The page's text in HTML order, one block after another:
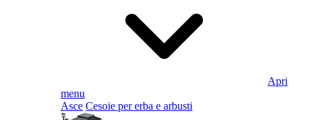
Apri
menu
Asce Cesoie per erba e arbusti